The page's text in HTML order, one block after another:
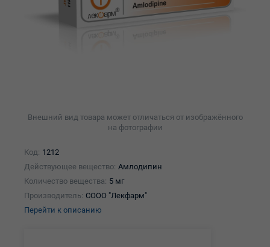
Внешний вид товара может отличаться от изображённого
на фотографии
Код: 1212
Действующее вещество: Амлодипин
Количество вещества: 5 мг
Производитель: СООО "Лекфарм"
Перейти к описанию